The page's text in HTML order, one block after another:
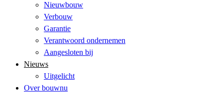
Nieuwbouw
Verbouw
Garantie
Verantwoord ondernemen
Aangesloten bij
Nieuws
Uitgelicht
Over bouwnu